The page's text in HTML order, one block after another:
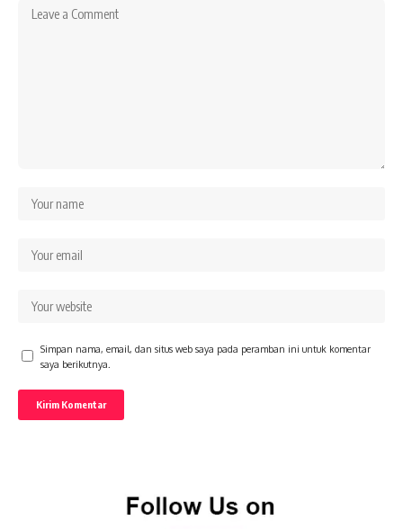
Simpan nama, email, dan situs web saya pada peramban ini untuk komentar
saya berikutnya.